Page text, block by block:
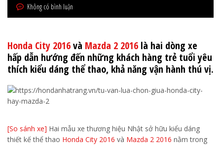
Không có bình luận
Honda City 2016và Mazda 2 2016 là hai dòng xe
hấp dẫn hướng đến những khách hàng trẻ tuổi yêu
thích kiểu dáng thể thao, khả năng vận hành thú vị.
[So sánh xe] Hai mẫu xe thương hiệu Nhật sở hữu kiểu dáng
thiết kế thể thao Honda City 2016 và Mazda 2 2016 nằm trong